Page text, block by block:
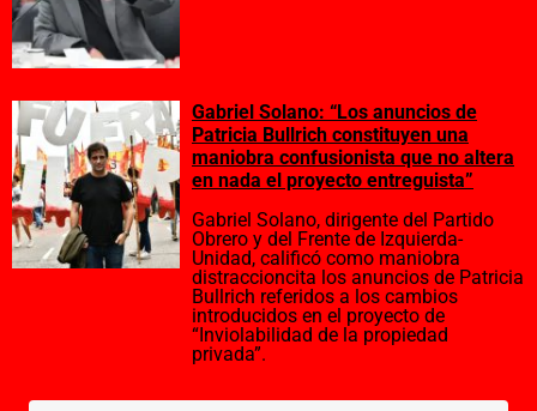
Gabriel Solano: “Los anuncios de
Patricia Bullrich constituyen una
maniobra confusionista que no altera
en nada el proyecto entreguista”
Gabriel Solano, dirigente del Partido
Obrero y del Frente de Izquierda-
Unidad, calificó como maniobra
distraccioncita los anuncios de Patricia
Bullrich referidos a los cambios
introducidos en el proyecto de
“Inviolabilidad de la propiedad
privada”.